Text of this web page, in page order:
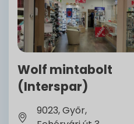
Wolf mintabolt
(Interspar)
9023, Győr,